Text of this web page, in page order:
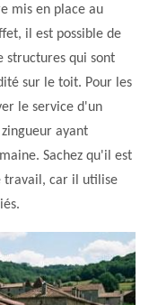
mis en place au
il est possible de
structures qui sont
sur le toit. Pour les
le service d'un
ayant
Sachez qu'il est
travail, car il utilise